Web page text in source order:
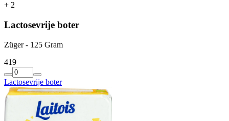
+ 2
Lactosevrije boter
Züger - 125 Gram
419
Lactosevrije boter